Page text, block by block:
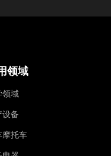
领域
领域
设备
摩托车